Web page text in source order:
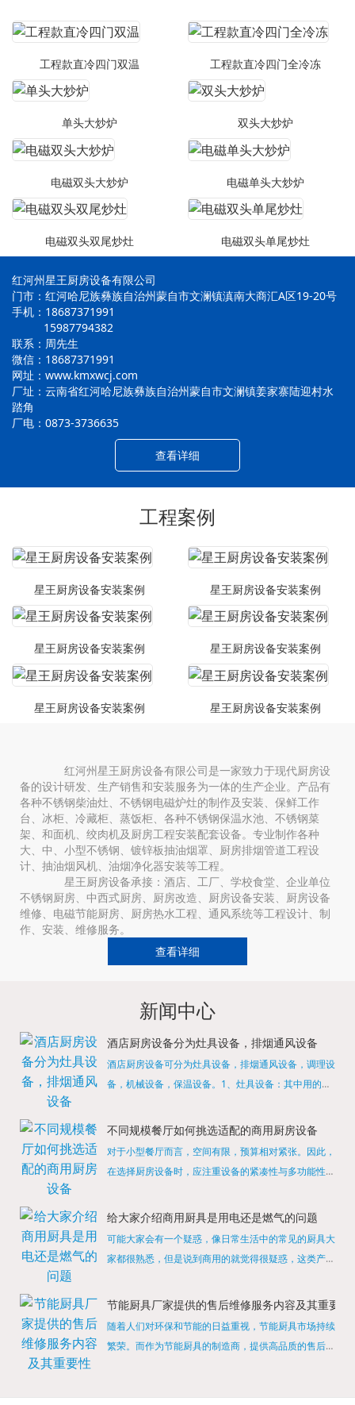
工程款直冷四门双温 工程款直冷四门全冷冻
单头大炒炉 双头大炒炉
电磁双头大炒炉 电磁单头大炒炉
电磁双头双尾炒灶 电磁双头单尾炒灶
红河州星王厨房设备有限公司
门市：红河哈尼族彝族自治州蒙自市文澜镇滇南大商汇A区19-20号
手机：18687371991
15987794382
联系：周先生
微信：18687371991
网址：www.kmxwcj.com
厂址：云南省红河哈尼族彝族自治州蒙自市文澜镇姜家寨陆迎村水
踏角
厂电：0873-3736635
查看详细
工程案例
星王厨房设备安装案例 星王厨房设备安装案例
星王厨房设备安装案例 星王厨房设备安装案例
星王厨房设备安装案例 星王厨房设备安装案例
红河州星王厨房设备有限公司是一家致力于现代厨房设
备的设计研发、生产销售和安装服务为一体的生产企业。产品有
各种不锈钢柴油灶、不锈钢电磁炉灶的制作及安装、保鲜工作
台、冰柜、冷藏柜、蒸饭柜、各种不锈钢保温水池、不锈钢菜
架、和面机、绞肉机及厨房工程安装配套设备。专业制作各种
大、中、小型不锈钢、镀锌板抽油烟罩、厨房排烟管道工程设
计、抽油烟风机、油烟净化器安装等工程。
星王厨房设备承接：酒店、工厂、学校食堂、企业单位
不锈钢厨房、中西式厨房、厨房改造、厨房设备安装、厨房设备
维修、电磁节能厨房、厨房热水工程、通风系统等工程设计、制
作、安装、维修服务。
查看详细
新闻中心
酒店厨房设备分为灶具设备，排烟通风设备
酒店厨房设备可分为灶具设备，排烟通风设备，调理设
备，机械设备，保温设备。1、灶具设备：其中用的较
缺少的，经过相关检测证明的合格设备才能进行使用，
不同规模餐厅如何挑选适配的商用厨房设备
对于小型餐厅而言，空间有限，预算相对紧张。因此，
在选择厨房设备时，应注重设备的紧凑性与多功能性。
烹饪设备，既能节省空间，又能满足多样化的烹饪需
给大家介绍商用厨具是用电还是燃气的问题
可能大家会有一个疑惑，像日常生活中的常见的厨具大
家都很熟悉，但是说到商用的就觉得很疑惑，这类产品
店用的就是商用的吗?还真别说，真被大家猜对了，这
节能厨具厂家提供的售后维修服务内容及其重要性
随着人们对环保和节能的日益重视，节能厨具市场持续
繁荣。而作为节能厨具的制造商，提供高品质的售后维